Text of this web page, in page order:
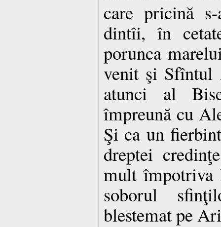
care pricină
dintîi, în
porunca
venit şi Sfîntul
atunci al
împreună cu
Şi ca un
dreptei
mult împotriva
soborul
blestemat pe